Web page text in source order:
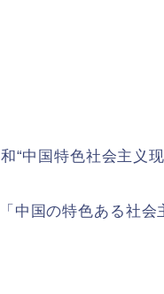
“中国特色社会主义
中国の特色ある社会